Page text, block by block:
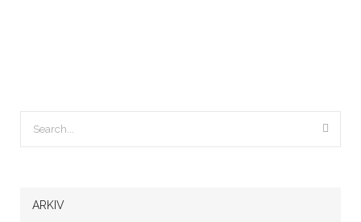
ARKIV